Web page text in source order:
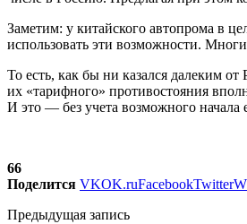
Заметим: у китайского автопрома в
использовать эти возможности.
То есть, как бы ни казался далеким
их «тарифного» противостояния
И это — без учета возможного
66
Поделится VKOK.ruFacebookTwitter
Предыдущая запись